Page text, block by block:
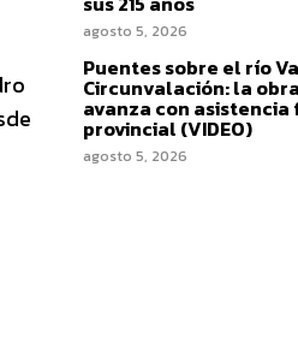
agosto 5, 2026
Puentes sobre el río
Circunvalación: la
avanza con
provincial (VIDEO)
agosto 5, 2026